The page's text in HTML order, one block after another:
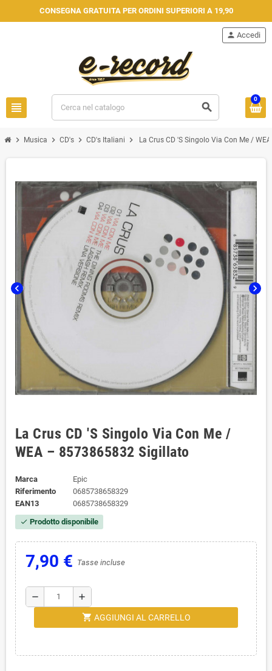
CONSEGNA GRATUITA PER ORDINI SUPERIORI A 19,90
view_headline search
person Accedi
0
chevron_right Musica chevron_right CD's chevron_right CD's Italiani chevron_right La Crus CD 'S Singolo Via Con Me /
chevron_left chevron_right
La Crus CD 'S Singolo Via Con Me /
WEA – 8573865832 Sigillato
Marca
Epic
Riferimento
0685738658329
EAN13
0685738658329
check Prodotto disponibile
7,90 € Tasse incluse
remove add
shopping_cart AGGIUNGI AL CARRELLO